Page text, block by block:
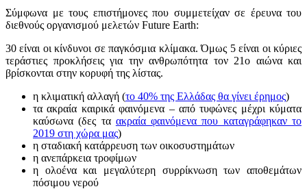
Σύμφωνα με τους επιστήμονες που συμμετείχαν σε έρευνα του
διεθνούς οργανισμού μελετών Future Earth:
30 είναι οι κίνδυνοι σε παγκόσμια κλίμακα. Όμως 5 είναι οι κύριες
τεράστιες προκλήσεις για την ανθρωπότητα τον 21ο αιώνα και
βρίσκονται στην κορυφή της λίστας.
η κλιματική αλλαγή (το 40% της Ελλάδας θα γίνει έρημος)
τα ακραία καιρικά φαινόμενα – από τυφώνες μέχρι κύματα
καύσωνα (δες τα ακραία φαινόμενα που καταγράφηκαν το
2019 στη χώρα μας)
η σταδιακή κατάρρευση των οικοσυστημάτων
η ανεπάρκεια τροφίμων
η ολοένα και μεγαλύτερη συρρίκνωση των αποθεμάτων
πόσιμου νερού